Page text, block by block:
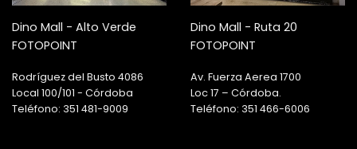
Dino Mall - Alto Verde
FOTOPOINT
Rodríguez del Busto 4086
Local 100/101 - Córdoba
Teléfono: 351 481-9009
Dino Mall - Ruta 20
FOTOPOINT
Av. Fuerza Aerea 1700
Loc 17 – Córdoba.
Teléfono: 351 466-6006